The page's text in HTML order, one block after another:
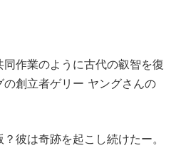
作業のように古代の叡智を復
創立者ゲリー ヤングさんの
彼は奇跡を起こし続けたー。